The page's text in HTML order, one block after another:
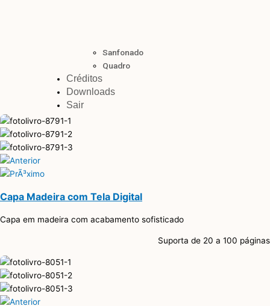
Sanfonado
Quadro
Créditos
Downloads
Sair
Capa Madeira com Tela Digital
Capa em madeira com acabamento sofisticado
Suporta de 20 a 100 páginas